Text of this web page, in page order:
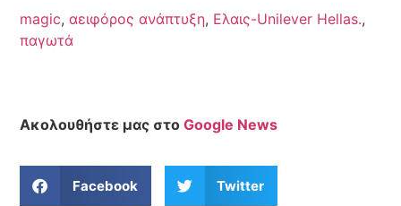
magic,αειφόρος ανάπτυξη, Ελαις-Unilever Hellas.,
παγωτά
Ακολουθήστε μας στοGoogle News
Facebook Twitter